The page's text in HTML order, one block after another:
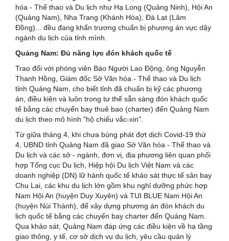
hóa - Thể thao và Du lịch như Hạ Long (Quảng Ninh), Hội An
(Quảng Nam), Nha Trang (Khánh Hòa), Đà Lạt (Lâm
Đồng)... đều đang khẩn trương chuẩn bị phương án vực dậy
ngành du lịch của tỉnh mình.
Quảng Nam: Đủ năng lực đón khách quốc tế
Trao đổi với phóng viên Báo Người Lao Động, ông Nguyễn
Thanh Hồng, Giám đốc Sở Văn hóa - Thể thao và Du lịch
tỉnh Quảng Nam, cho biết tỉnh đã chuẩn bị kỹ các phương
án, điều kiện và luôn trong tư thế sẵn sàng đón khách quốc
tế bằng các chuyến bay thuê bao (charter) đến Quảng Nam
du lịch theo mô hình "hộ chiếu vắc-xin".
Từ giữa tháng 4, khi chưa bùng phát đợt dịch Covid-19 thứ
4, UBND tỉnh Quảng Nam đã giao Sở Văn hóa - Thể thao và
Du lịch và các sở - ngành, đơn vị, địa phương liên quan phối
hợp Tổng cục Du lịch, Hiệp hội Du lịch Việt Nam và các
doanh nghiệp (DN) lữ hành quốc tế khảo sát thực tế sân bay
Chu Lai, các khu du lịch lớn gồm khu nghỉ dưỡng phức hợp
Nam Hội An (huyện Duy Xuyên) và TUI BLUE Nam Hội An
(huyện Núi Thành), để xây dựng phương án đón khách du
lịch quốc tế bằng các chuyến bay charter đến Quảng Nam.
Qua khảo sát, Quảng Nam đáp ứng các điều kiện về hạ tầng
giao thông, y tế, cơ sở dịch vụ du lịch, yêu cầu quản lý